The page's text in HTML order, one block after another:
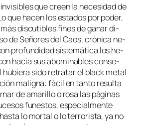
que creen la ne­ce­si­dad de
que ha­cen los es­ta­dos por po­der,
dis­cu­ti­bles fi­nes de ga­nar di­
deSeñores del Caos, cró­ni­ca ne­
pro­fun­di­dad sis­te­má­ti­ca los he­
ha­cia sus abo­mi­na­bles con­se­
si­do re­tra­tar el black me­tal
ma­lig­na: fá­cil en tan­to re­sul­ta
de ama­ri­llo o ro­sa las pá­gi­nas
fu­nes­tos, es­pe­cial­men­te
lo mor­tal o lo te­rro­ris­ta, ya no